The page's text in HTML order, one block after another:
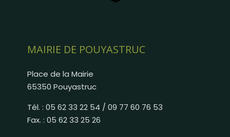
MAIRIE DE POUYASTRUC
Place de la Mairie
65350 Pouyastruc
Tél. : 05 62 33 22 54 / 09 77 60 76 53
Fax. : 05 62 33 25 26